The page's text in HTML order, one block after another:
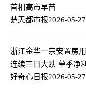
首相高市早苗
楚天都市报2026-05-
浙江金华一宗安置房
连续三日大跌 单季净
好奇心日报2026-05-